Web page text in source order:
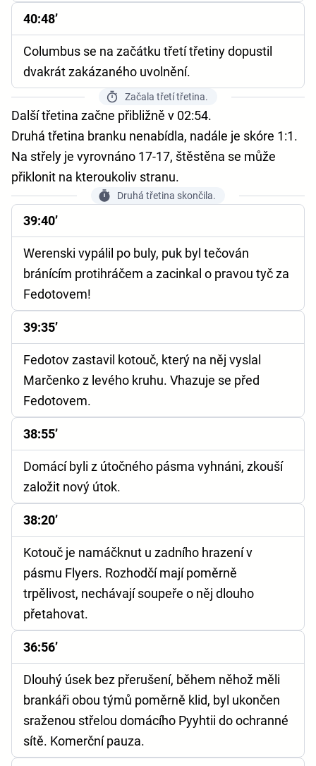
40:48’
Columbus se na začátku třetí třetiny dopustil
dvakrát zakázaného uvolnění.
Začala třetí třetina.
Další třetina začne přibližně v 02:54.
Druhá třetina branku nenabídla, nadále je skóre 1:1.
Na střely je vyrovnáno 17-17, štěstěna se může
přiklonit na kteroukoliv stranu.
Druhá třetina skončila.
39:40’
Werenski vypálil po buly, puk byl tečován
bránícím protihráčem a zacinkal o pravou tyč za
Fedotovem!
39:35’
Fedotov zastavil kotouč, který na něj vyslal
Marčenko z levého kruhu. Vhazuje se před
Fedotovem.
38:55’
Domácí byli z útočného pásma vyhnáni, zkouší
založit nový útok.
38:20’
Kotouč je namáčknut u zadního hrazení v
pásmu Flyers. Rozhodčí mají poměrně
trpělivost, nechávají soupeře o něj dlouho
přetahovat.
36:56’
Dlouhý úsek bez přerušení, během něhož měli
brankáři obou týmů poměrně klid, byl ukončen
sraženou střelou domácího Pyyhtii do ochranné
sítě. Komerční pauza.